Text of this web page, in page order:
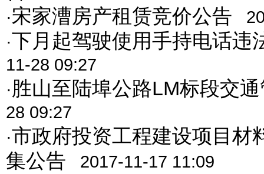
·宋家漕房产租赁竞价公告
·下月起驾驶使用手持电话违
11-28 09:27
·胜山至陆埠公路LM标段交
28 09:27
·市政府投资工程建设项目材
集公告
2017-11-17 11:09